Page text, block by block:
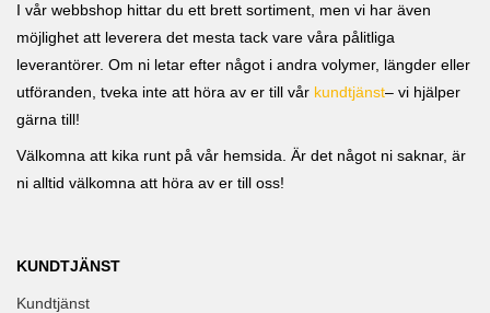
I vår webbshop hittar du ett brett sortiment, men vi har även
möjlighet att leverera det mesta tack vare våra pålitliga
leverantörer. Om ni letar efter något i andra volymer, längder eller
utföranden, tveka inte att höra av er till vår kundtjänst– vi hjälper
gärna till!
Välkomna att kika runt på vår hemsida. Är det något ni saknar, är
ni alltid välkomna att höra av er till oss!
KUNDTJÄNST
Kundtjänst